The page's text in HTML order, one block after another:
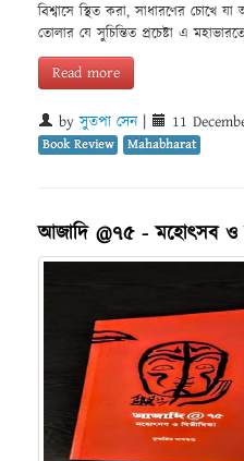
বিশ্বাসে স্থিত করা, সাধারণের চোখে যা
তোলার যে সুচিন্তিত প্রচেষ্টা এ
Read more
byসুতপা সেন| 11
Book Review Mahabharat
আজাদি @৭৫ - মহোৎসব ও